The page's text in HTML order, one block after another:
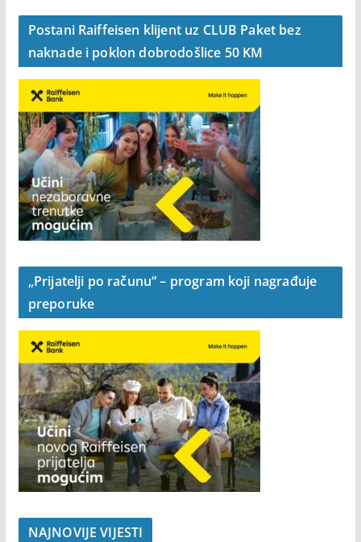
Postani Raiffeisen klijent uz CLUB Paket bez
naknade i poklon dobrodošlice 50 KM
„Prijatelji po računu“ – program koji nagrađuje
preporuke
NAJNOVIJE VIJESTI